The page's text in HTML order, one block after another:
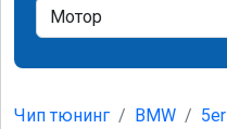
Чип тюнинг BMW 5er